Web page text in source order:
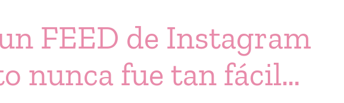
FEED de Instagram
nunca fue tan fácil…